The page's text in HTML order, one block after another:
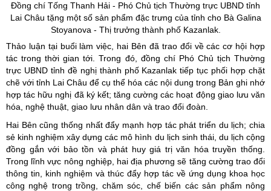
Đồng chí Tống Thanh Hải - Phó Chủ tịch Thường trực UBND tỉnh
Lai Châu tặng một số sản phẩm đặc trưng của tỉnh cho ​​​​​Bà Galina
Stoyanova - Thị trưởng thành phố Kazanlak.
Thảo luận tại buổi làm việc, hai Bên đã trao đổi về các cơ hội hợp
tác trong thời gian tới. Trong đó, đồng chí Phó Chủ tịch Thường
trực UBND tỉnh đề nghị thành phố Kazanlak tiếp tục phối hợp chặt
chẽ với tỉnh Lai Châu để cụ thể hóa các nội dung trong Bản ghi nhớ
hợp tác hữu nghị đã ký kết; tăng cường các hoạt động giao lưu văn
hóa, nghệ thuật, giao lưu nhân dân và trao đổi đoàn.
Hai Bên cũng thống nhất đẩy mạnh hợp tác phát triển du lịch; chia
sẻ kinh nghiệm xây dựng các mô hình du lịch sinh thái, du lịch cộng
đồng gắn với bảo tồn và phát huy giá trị văn hóa truyền thống.
Trong lĩnh vực nông nghiệp, hai địa phương sẽ tăng cường trao đổi
thông tin, kinh nghiệm và thúc đẩy hợp tác về ứng dụng khoa học
công nghệ trong trồng, chăm sóc, chế biến các sản phẩm nông